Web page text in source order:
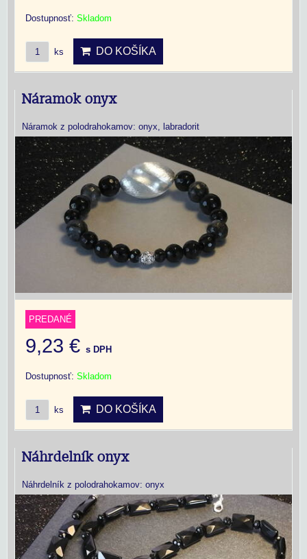
Dostupnosť: Skladom
ks DO KOŠÍKA
Náramok onyx
Náramok z polodrahokamov: onyx, labradorit
PREDANÉ
9,23 € s DPH
Dostupnosť: Skladom
ks DO KOŠÍKA
Náhrdelník onyx
Náhrdelník z polodrahokamov: onyx